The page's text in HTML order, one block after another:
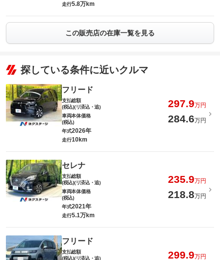
走行5.8万km
この販売店の在庫一覧を見る
探している条件に近いクルマ
フリード
支払総額
(税込)(リ済込・追)
297.9万円
車両本体価格
(税込)
284.6万円
年式2026年
走行10km
セレナ
支払総額
(税込)(リ済込・追)
235.9万円
車両本体価格
(税込)
218.8万円
年式2021年
走行5.1万km
フリード
支払総額
(税込)(リ済込・追)
299.9万円